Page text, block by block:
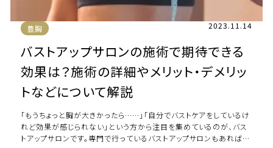
豊胸 2023.11.14
バストアップサロンの施術で期待できる
効果は？施術の詳細やメリット・デメリッ
トなどについて解説
「もうちょっと胸が大きかったら……」「自分でバストケアをしているけ
れど効果が感じられない」という方から注目を集めているのが、バス
トアップサロンです。専門で行っているバストアップサロンもあれば、